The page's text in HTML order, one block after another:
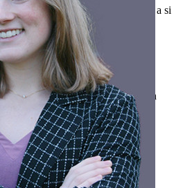
o Bitwarden para proteger a si
organizações escolhem o Bitwarden